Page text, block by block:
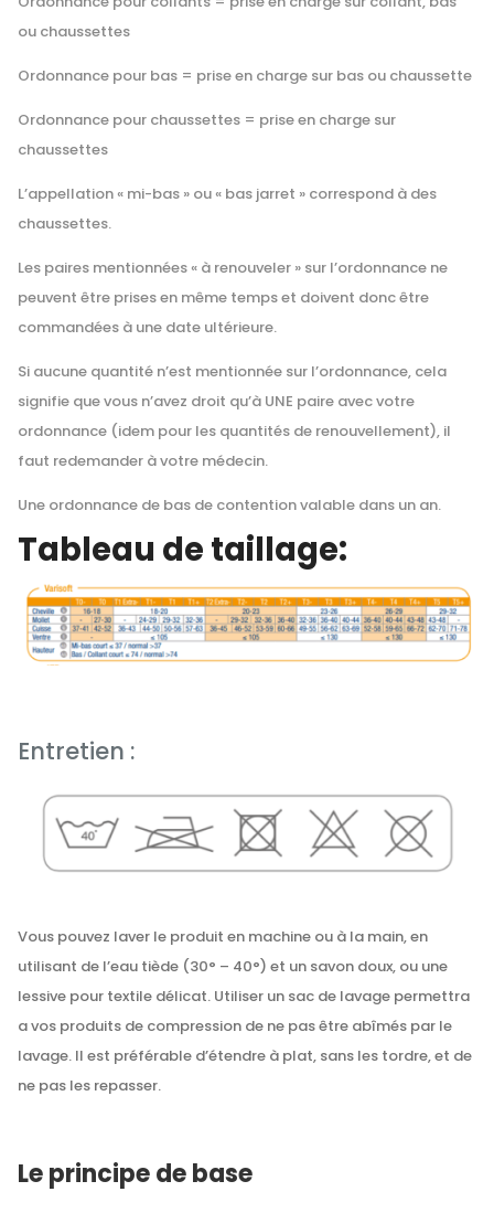
ou chaussettes
Ordonnance pour bas = prise en charge sur bas ou chaussette
Ordonnance pour chaussettes = prise en charge sur
chaussettes
L’appellation « mi-bas » ou « bas jarret » correspond à des
chaussettes.
Les paires mentionnées « à renouveler » sur l’ordonnance ne
peuvent être prises en même temps et doivent donc être
commandées à une date ultérieure.
Si aucune quantité n’est mentionnée sur l’ordonnance, cela
signifie que vous n’avez droit qu’à UNE paire avec votre
ordonnance (idem pour les quantités de renouvellement), il
faut redemander à votre médecin.
Une ordonnance de bas de contention valable dans un an.
Tableau de taillage:
Entretien :
Vous pouvez laver le produit en machine ou à la main, en
utilisant de l’eau tiède (30° – 40°) et un savon doux, ou une
lessive pour textile délicat. Utiliser un sac de lavage permettra
a vos produits de compression de ne pas être abîmés par le
lavage. Il est préférable d’étendre à plat, sans les tordre, et de
ne pas les repasser.
Le principe de base